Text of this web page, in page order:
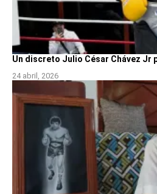
Un discreto Julio César Chávez Jr
24 abril, 2026